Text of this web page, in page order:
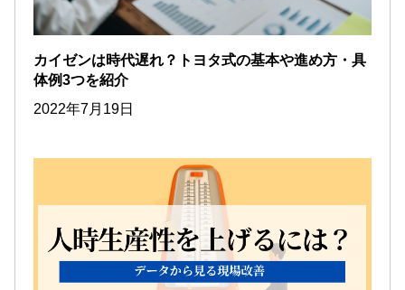
カイゼンは時代遅れ？トヨタ式の基本や進め方・具
体例3つを紹介
2022年7月19日